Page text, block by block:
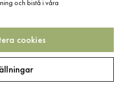
och bistå i våra
cookies